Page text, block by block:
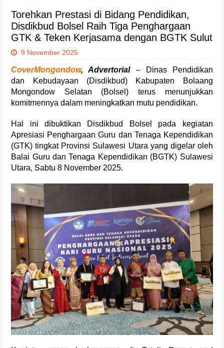
Torehkan Prestasi di Bidang Pendidikan,
Disdikbud Bolsel Raih Tiga Penghargaan
GTK & Teken Kerjasama dengan BGTK Sulut
9 November 2025
CoverMongondow, Advertorial – Dinas Pendidikan
dan Kebudayaan (Disdikbud) Kabupaten Bolaang
Mongondow Selatan (Bolsel) terus menunjukkan
komitmennya dalam meningkatkan mutu pendidikan.
Hal ini dibuktikan Disdikbud Bolsel pada kegiatan
Apresiasi Penghargaan Guru dan Tenaga Kependidikan
(GTK) tingkat Provinsi Sulawesi Utara yang digelar oleh
Balai Guru dan Tenaga Kependidikan (BGTK) Sulawesi
Utara, Sabtu 8 November 2025.